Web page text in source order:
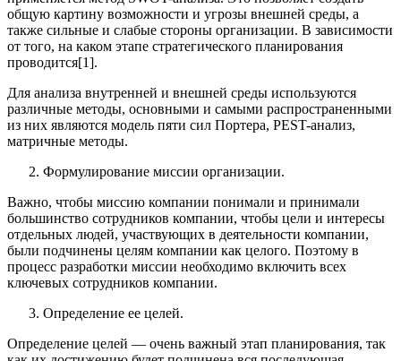
общую картину возможности и угрозы внешней среды, а
также сильные и слабые стороны организации. В зависимости
от того, на каком этапе стратегического планирования
проводится[1].
Для анализа внутренней и внешней среды используются
различные методы, основными и самыми распространенными
из них являются модель пяти сил Портера, PEST-анализ,
матричные методы.
Формулирование миссии организации.
Важно, чтобы миссию компании понимали и принимали
большинство сотрудников компании, чтобы цели и интересы
отдельных людей, участвующих в деятельности компании,
были подчинены целям компании как целого. Поэтому в
процесс разработки миссии необходимо включить всех
ключевых сотрудников компании.
Определение ее целей.
Определение целей — очень важный этап планирования, так